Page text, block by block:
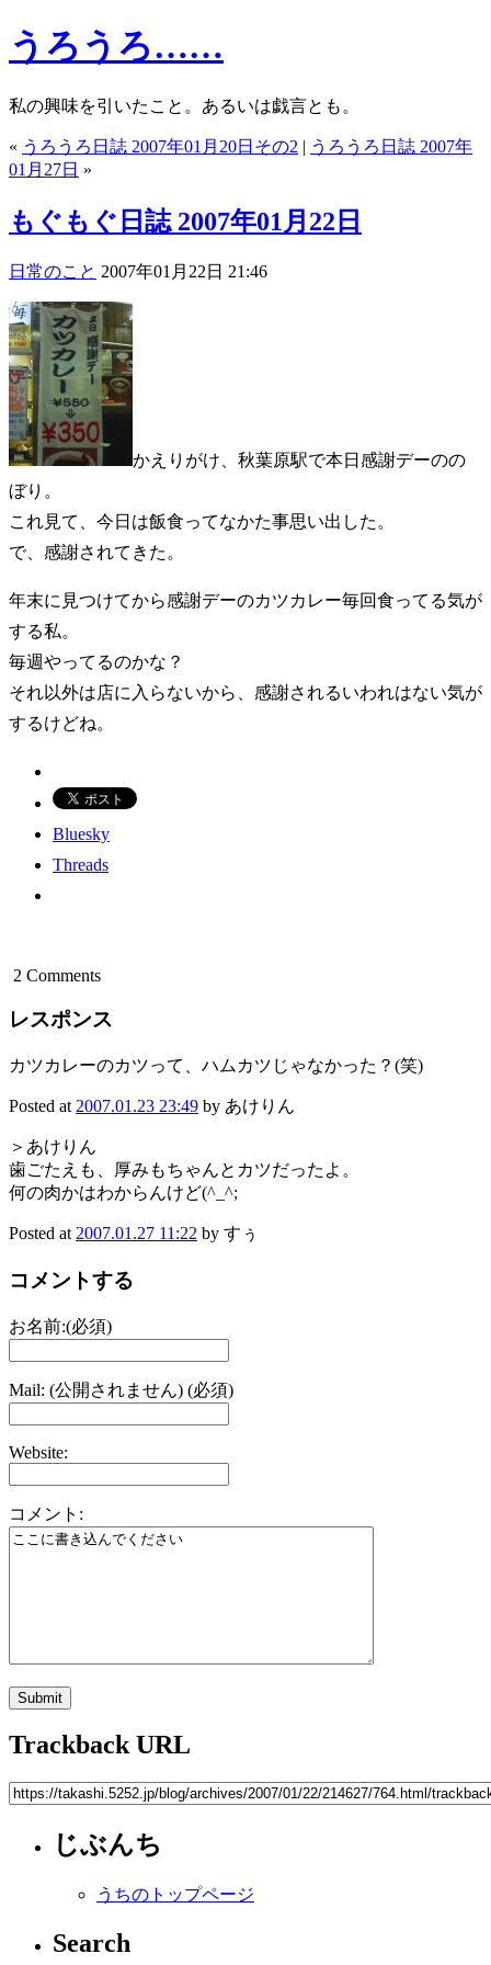
うろうろ……
私の興味を引いたこと。あるいは戯言とも。
« うろうろ日誌 2007年01月20日その2 | うろうろ日誌 2007年
01月27日 »
もぐもぐ日誌 2007年01月22日
日常のこと 2007年01月22日 21:46
かえりがけ、秋葉原駅で本日感謝デーのの
ぼり。
これ見て、今日は飯食ってなかた事思い出した。
で、感謝されてきた。
年末に見つけてから感謝デーのカツカレー毎回食ってる気が
する私。
毎週やってるのかな？
それ以外は店に入らないから、感謝されるいわれはない気が
するけどね。
Bluesky
Threads
2 Comments
レスポンス
カツカレーのカツって、ハムカツじゃなかった？(笑)
Posted at 2007.01.23 23:49 by あけりん
＞あけりん
歯ごたえも、厚みもちゃんとカツだったよ。
何の肉かはわからんけど(^_^;
Posted at 2007.01.27 11:22 by すぅ
コメントする
お名前:(必須)
Mail: (公開されません) (必須)
Website:
コメント:
Trackback URL
じぶんち
うちのトップページ
Search